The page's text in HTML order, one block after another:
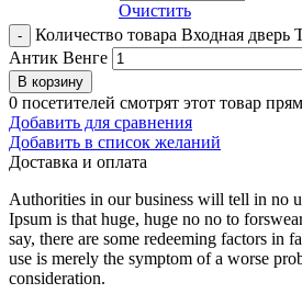
Очистить
Количество товара Входная
Антик Венге
В корзину
0 посетителей смотрят этот товар
Добавить для сравнения
Добавить в список желаний
Доставка и оплата
Authorities in our business will tell in no
Ipsum is that huge, huge no no to
say, there are some redeeming factors in
use is merely the symptom of a worse
consideration.